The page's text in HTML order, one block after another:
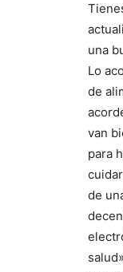
una
Lo
de
van
para
de